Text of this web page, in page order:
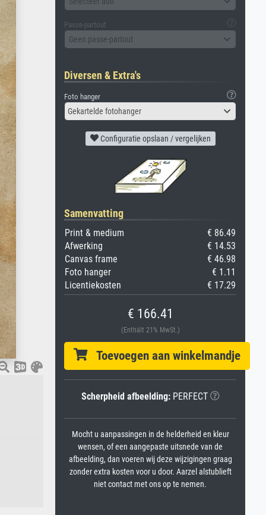
Passe-partout
Geen passe-partout
Diversen & Extra's
Foto hanger
Gekartelde fotohanger
Configuratie opslaan / vergelijken
Samenvatting
Print & medium
€ 86.49
Afwerking
€ 14.53
Canvas frame
€ 46.98
Foto hanger
€ 1.11
Licentiekosten
€ 17.29
€ 166.41
(Enthält 21% MwSt.)
Toevoegen aan winkelmandje
Scherpheid afbeelding:PERFECT
Mocht u aanpassingen in de helderheid en kleur
wensen, of een aangepaste uitsnede van de
afbeelding, dan voeren wij deze wijzigingen graag
zonder extra kosten voor u door. Aarzel alstublieft
niet contact met ons op te nemen.